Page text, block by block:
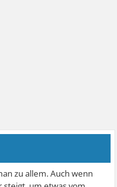
zu allem. Auch wenn